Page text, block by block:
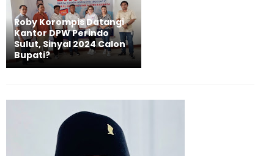
Roby Korompis Datangi
Kantor DPW Perindo
Sulut, Sinyal 2024 Calon
Bupati?